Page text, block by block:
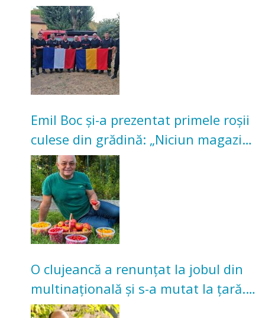
incendii de vegetație și pădure
Emil Boc și-a prezentat primele roșii
culese din grădină: „Niciun magazin
nu poate oferi această satisfacție”
O clujeancă a renunțat la jobul din
multinațională și s-a mutat la țară.
Acum cultivă legume în grădina